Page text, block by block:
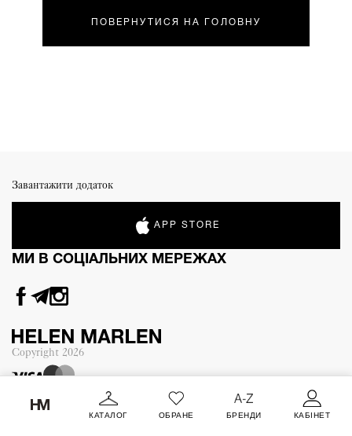
КАТАЛОГ ОБРАНЕ БРЕНДИ КАБІНЕТ
ПОВЕРНУТИСЯ НА ГОЛОВНУ
Завантажити додаток
APP STORE
МИ В СОЦІАЛЬНИХ МЕРЕЖАХ
Copyright 2026